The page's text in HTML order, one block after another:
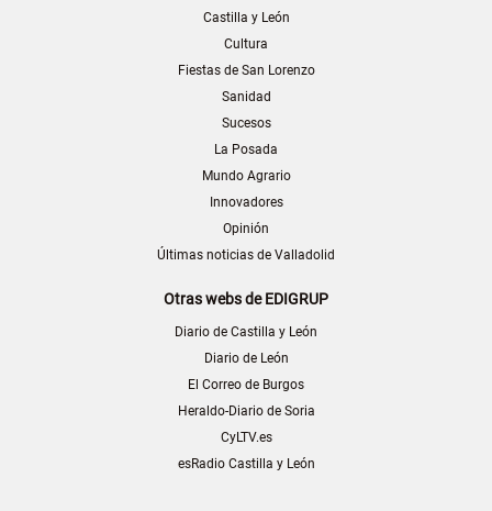
Castilla y León
Cultura
Fiestas de San Lorenzo
Sanidad
Sucesos
La Posada
Mundo Agrario
Innovadores
Opinión
Últimas noticias de Valladolid
Otras webs de EDIGRUP
Diario de Castilla y León
Diario de León
El Correo de Burgos
Heraldo-Diario de Soria
CyLTV.es
esRadio Castilla y León